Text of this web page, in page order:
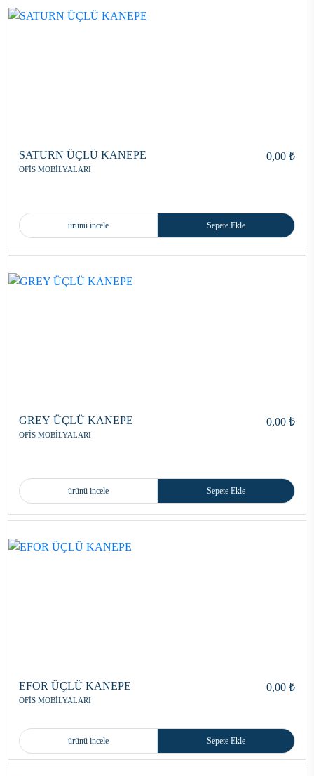
SATURN ÜÇLÜ KANEPE
OFİS MOBİLYALARI
0,00 ₺
ürünü incele Sepete Ekle
GREY ÜÇLÜ KANEPE
OFİS MOBİLYALARI
0,00 ₺
ürünü incele Sepete Ekle
EFOR ÜÇLÜ KANEPE
OFİS MOBİLYALARI
0,00 ₺
ürünü incele Sepete Ekle